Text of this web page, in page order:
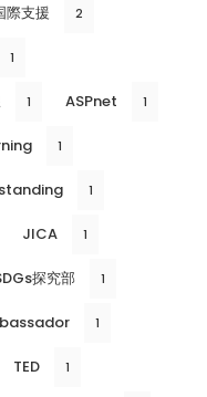
際支援 2
1
1 ASPnet 1
1
1
JICA 1
探究部 1
1
TED 1